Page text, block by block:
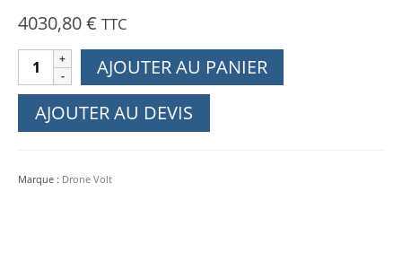
4030,80€ TTC
quantité
de
Bras
complet
CCW
AJOUTER AU PANIER
AJOUTER AU DEVIS
Marque : Drone Volt